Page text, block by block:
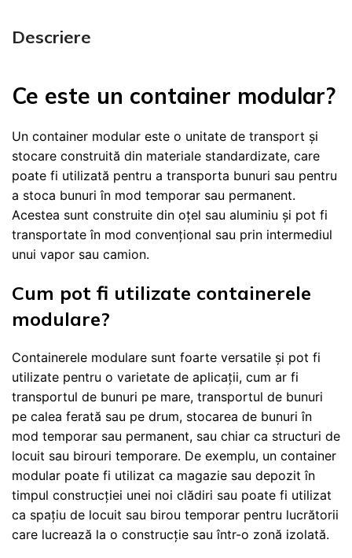
Descriere
Ce este un container modular?
Un container modular este o unitate de transport și
stocare construită din materiale standardizate, care
poate fi utilizată pentru a transporta bunuri sau pentru
a stoca bunuri în mod temporar sau permanent.
Acestea sunt construite din oțel sau aluminiu și pot fi
transportate în mod convențional sau prin intermediul
unui vapor sau camion.
Cum pot fi utilizate containerele
modulare?
Containerele modulare sunt foarte versatile și pot fi
utilizate pentru o varietate de aplicații, cum ar fi
transportul de bunuri pe mare, transportul de bunuri
pe calea ferată sau pe drum, stocarea de bunuri în
mod temporar sau permanent, sau chiar ca structuri de
locuit sau birouri temporare. De exemplu, un container
modular poate fi utilizat ca magazie sau depozit în
timpul construcției unei noi clădiri sau poate fi utilizat
ca spațiu de locuit sau birou temporar pentru lucrătorii
care lucrează la o construcție sau într-o zonă izolată.